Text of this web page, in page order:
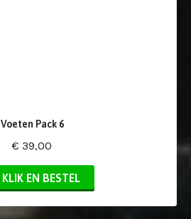
Voeten Pack 6
€ 39,00
KLIK EN BESTEL